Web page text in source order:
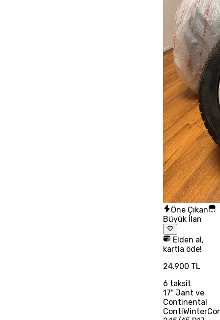
Öne Çıkan
Büyük İlan
Elden al,
kartla öde!
24.900 TL
6 taksit
17" Jant ve
Continental